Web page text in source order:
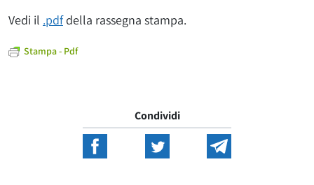
Vedi il .pdfdella rassegna stampa.
Stampa - Pdf
Condividi